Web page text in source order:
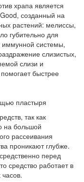
храпа является
, созданный на
растений: мелиссы,
губительно для
иммунной системы,
слизистых,
слизи и
быстрее
так как
на большой
рассеивания
проникают глубже.
перед
средство работает в